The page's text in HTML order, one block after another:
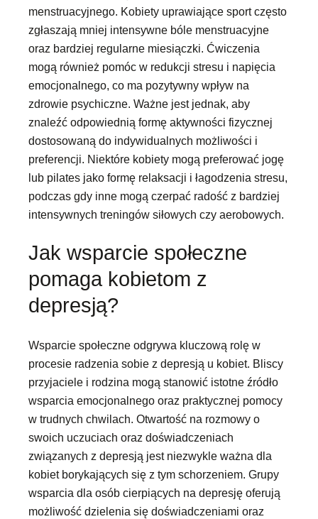
menstruacyjnego. Kobiety uprawiające sport często
zgłaszają mniej intensywne bóle menstruacyjne
oraz bardziej regularne miesiączki. Ćwiczenia
mogą również pomóc w redukcji stresu i napięcia
emocjonalnego, co ma pozytywny wpływ na
zdrowie psychiczne. Ważne jest jednak, aby
znaleźć odpowiednią formę aktywności fizycznej
dostosowaną do indywidualnych możliwości i
preferencji. Niektóre kobiety mogą preferować jogę
lub pilates jako formę relaksacji i łagodzenia stresu,
podczas gdy inne mogą czerpać radość z bardziej
intensywnych treningów siłowych czy aerobowych.
Jak wsparcie społeczne
pomaga kobietom z
depresją?
Wsparcie społeczne odgrywa kluczową rolę w
procesie radzenia sobie z depresją u kobiet. Bliscy
przyjaciele i rodzina mogą stanowić istotne źródło
wsparcia emocjonalnego oraz praktycznej pomocy
w trudnych chwilach. Otwartość na rozmowy o
swoich uczuciach oraz doświadczeniach
związanych z depresją jest niezwykle ważna dla
kobiet borykających się z tym schorzeniem. Grupy
wsparcia dla osób cierpiących na depresję oferują
możliwość dzielenia się doświadczeniami oraz